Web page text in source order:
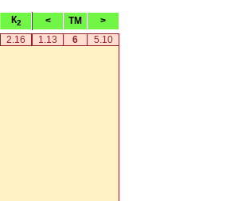
К2 < TM
>
2.16 1.13 6
5.10